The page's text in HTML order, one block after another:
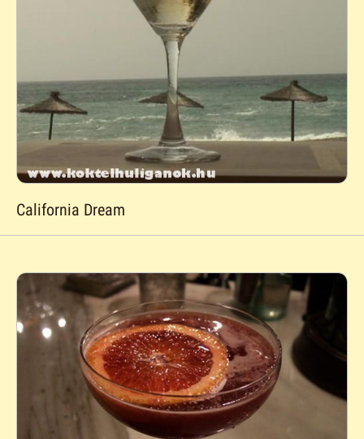
California Dream